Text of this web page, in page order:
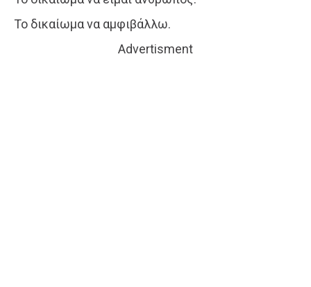
Το δικαίωμα να αμφιβάλλω.
Advertisment